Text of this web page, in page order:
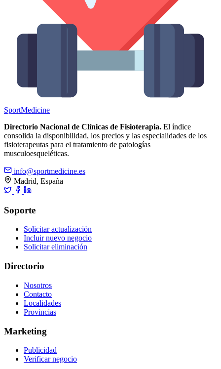
SportMedicine
Directorio Nacional de Clínicas de Fisioterapia. El índice
consolida la disponibilidad, los precios y las especialidades de los
fisioterapeutas para el tratamiento de patologías
musculoesqueléticas.
info@sportmedicine.es
Madrid, España
Soporte
Solicitar actualización
Incluir nuevo negocio
Solicitar eliminación
Directorio
Nosotros
Contacto
Localidades
Provincias
Marketing
Publicidad
Verificar negocio